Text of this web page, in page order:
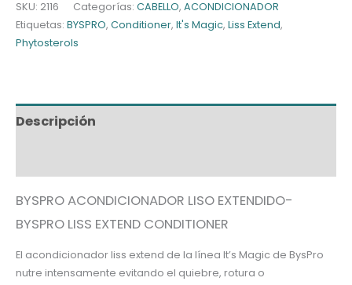
EXTEND
ACONDICIONADOR
SKU: 2116 Categorías: CABELLO, ACONDICIONADOR
Etiquetas: BYSPRO, Conditioner, It's Magic, Liss Extend,
Phytosterols
Descripción
BYSPRO ACONDICIONADOR LISO EXTENDIDO-
BYSPRO LISS EXTEND CONDITIONER
El acondicionador liss extend de la línea It’s Magic de BysPro
nutre intensamente evitando el quiebre, rotura o